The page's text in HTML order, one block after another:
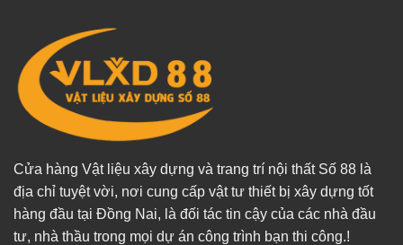
Cửa hàng Vật liệu xây dựng và trang trí nội thất Số 88 là
địa chỉ tuyệt vời, nơi cung cấp vật tư thiết bị xây dựng tốt
hàng đầu tại Đồng Nai, là đối tác tin cậy của các nhà đầu
tư, nhà thầu trong mọi dự án công trình bạn thi công.!